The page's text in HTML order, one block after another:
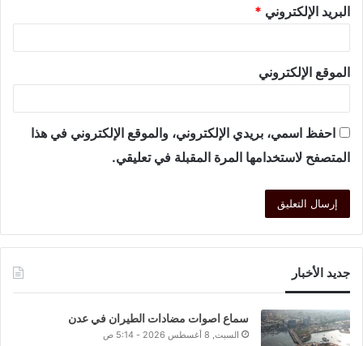
البريد الإلكتروني *
الموقع الإلكتروني
احفظ اسمي، بريدي الإلكتروني، والموقع الإلكتروني في هذا
المتصفح لاستخدامها المرة المقبلة في تعليقي.
جديد الأخبار
سماع اصوات مضادات الطيران في عدن
السبت, 8 أغسطس 2026 - 5:14 ص